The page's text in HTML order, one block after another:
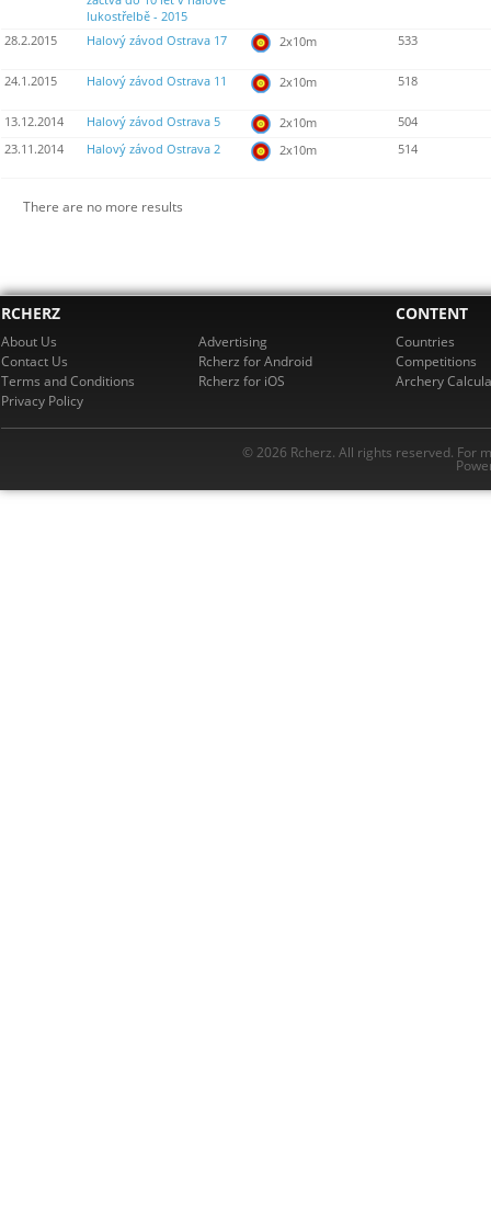
lukostřelbě - 2015
28.2.2015 Halový závod Ostrava 17 2x10m 533
24.1.2015 Halový závod Ostrava 11 2x10m 518
13.12.2014 Halový závod Ostrava 5 2x10m
504
23.11.2014
Halový závod Ostrava 2 2x10m 514
There are no more results
RCHERZ
About Us
Contact Us
Terms and Conditions
Privacy Policy
Advertising
Rcherz for Android
Rcherz for iOS
CONTENT
Countries
Competitions
Archery
© 2026 Rcherz. All rights reserved. For